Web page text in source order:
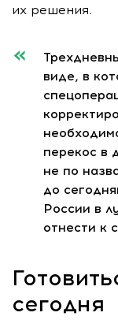
их решения.
виде, в
перекос в
не по
до
России в
отнести к
сегодня